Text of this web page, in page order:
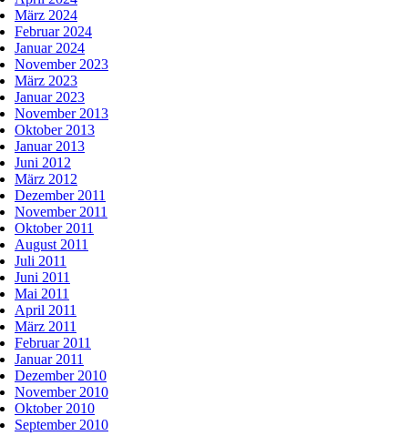
März 2024
Februar 2024
Januar 2024
November 2023
März 2023
Januar 2023
November 2013
Oktober 2013
Januar 2013
Juni 2012
März 2012
Dezember 2011
November 2011
Oktober 2011
August 2011
Juli 2011
Juni 2011
Mai 2011
April 2011
März 2011
Februar 2011
Januar 2011
Dezember 2010
November 2010
Oktober 2010
September 2010